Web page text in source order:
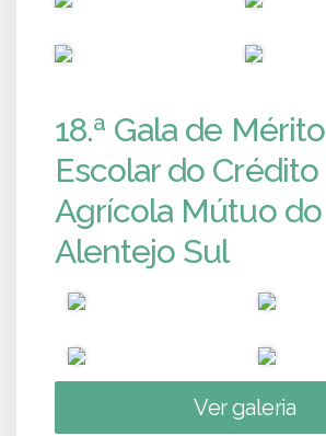
18.ª Gala de Mérito
Escolar do Crédito
Agrícola Mútuo do
Alentejo Sul
Ver galeria